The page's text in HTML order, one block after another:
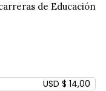
de Educación
USD $ 14,00